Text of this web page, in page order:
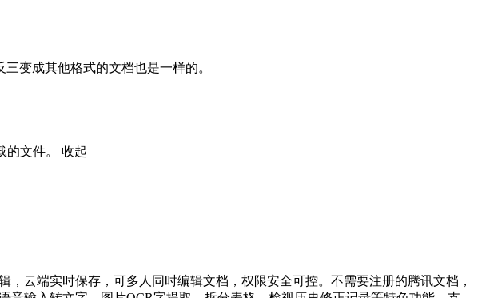
变成其他格式的文档也是一样的。
文件。
收起
云端实时保存，可多人同时编辑文档，权限安全可控。不需要注册的腾讯文档，